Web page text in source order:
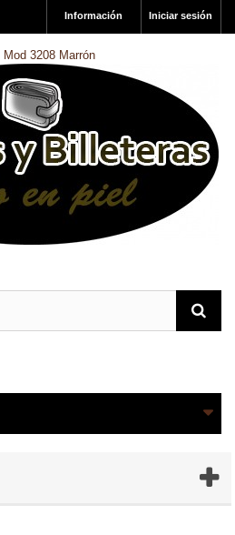
Iniciar sesión
Información
3208 Marrón